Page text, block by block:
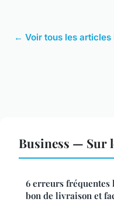
← Voir tous les articles
Business — Sur
6 erreurs fréquentes
bon de livraison et